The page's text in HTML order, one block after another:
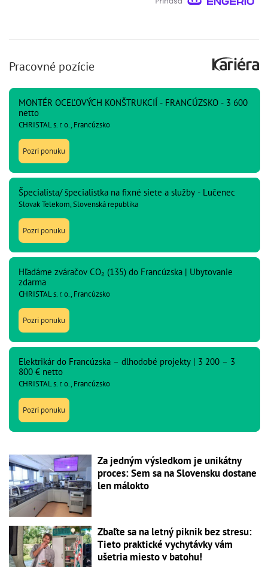
Pracovné pozície
MONTÉR OCEĽOVÝCH KONŠTRUKCIÍ - FRANCÚZSKO - 3 600
netto
CHRISTAL s. r. o., Francúzsko
Pozri ponuku
Špecialista/ špecialistka na fixné siete a služby - Lučenec
Slovak Telekom, Slovenská republika
Pozri ponuku
Hľadáme zváračov CO₂ (135) do Francúzska | Ubytovanie
zdarma
CHRISTAL s. r. o., Francúzsko
Pozri ponuku
Elektrikár do Francúzska – dlhodobé projekty | 3 200 – 3
800 € netto
CHRISTAL s. r. o., Francúzsko
Pozri ponuku
Za jedným výsledkom je unikátny
proces: Sem sa na Slovensku dostane
len málokto
Zbaľte sa na letný piknik bez stresu:
Tieto praktické vychytávky vám
ušetria miesto v batohu!